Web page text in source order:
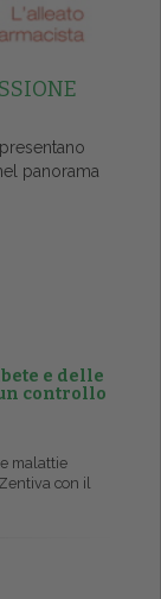
panorama
e delle
controllo
malattie
con il